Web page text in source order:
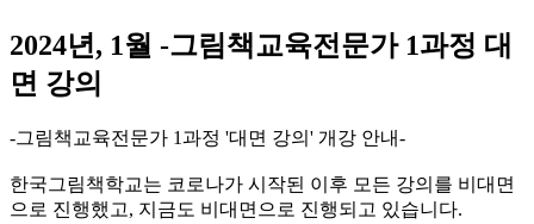
2024년, 1월 -그림책교육전문가 1과정 대
면 강의
-그림책교육전문가 1과정 '대면 강의' 개강 안내-
한국그림책학교는 코로나가 시작된 이후 모든 강의를 비대면
으로 진행했고, 지금도 비대면으로 진행되고 있습니다.